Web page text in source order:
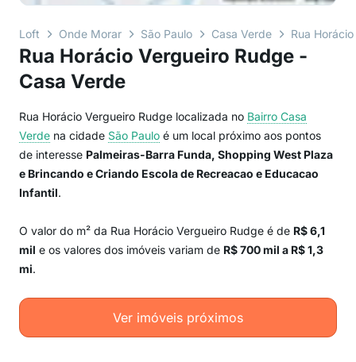
Loft Onde Morar São Paulo Casa Verde Rua
Rua Horácio Vergueiro Rudge -
Casa Verde
Rua Horácio Vergueiro Rudge localizada no Bairro Casa
Verde na cidade São Paulo é um local próximo aos pontos
de interesse Palmeiras-Barra Funda, Shopping West Plaza
e Brincando e Criando Escola de Recreacao e Educacao
Infantil.
O valor do m² da Rua Horácio Vergueiro Rudge é de R$ 6,1
mil e os valores dos imóveis variam de R$ 700 mil a R$ 1,3
mi.
Ver imóveis próximos